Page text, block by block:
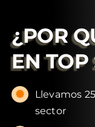
¿POR
EN TOP
Llevamos
sector